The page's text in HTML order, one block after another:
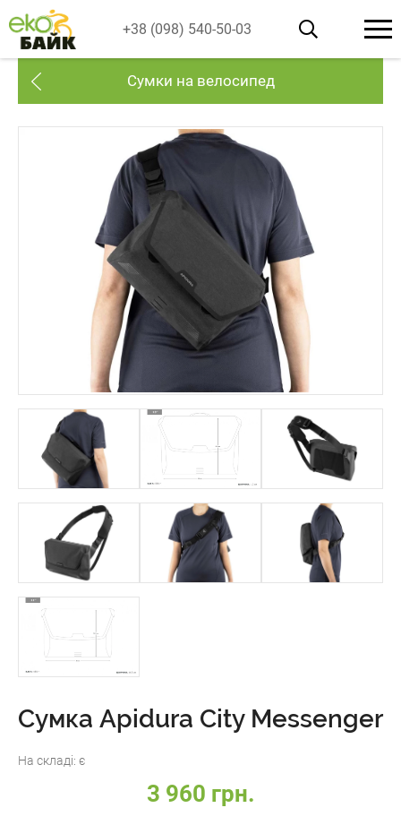
+38 (098) 540-50-03
Сумки на велосипед
Сумка Apidura City Messenger
На складі: є
3 960 грн.